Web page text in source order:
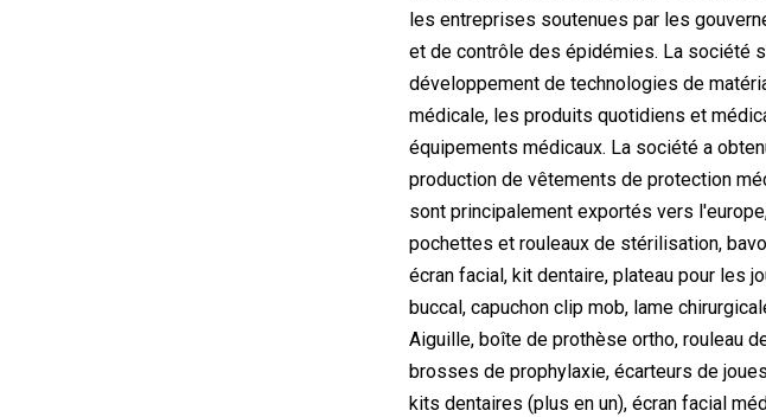
les entreprises soutenues par les
et de contrôle des épidémies. La société
développement de technologies de
médicale, les produits quotidiens et
équipements médicaux. La société a
production de vêtements de protection
sont principalement exportés vers
pochettes et rouleaux de stérilisation,
écran facial, kit dentaire, plateau pour les
buccal, capuchon clip mob, lame
Aiguille, boîte de prothèse ortho, rouleau
brosses de prophylaxie, écarteurs de
kits dentaires (plus en un), écran facial